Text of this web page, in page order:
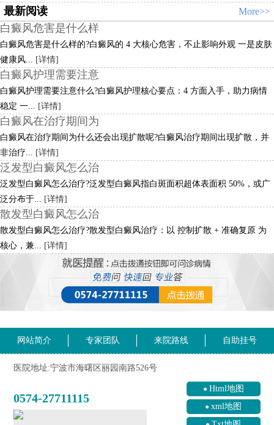
最新阅读 More>>
白癜风危害是什么样
白癜风危害是什么样的?白癜风的 4 大核心危害，不止影响外观 一是皮肤
健康风... [详情]
白癜风护理需要注意
白癜风护理需要注意什么?白癜风护理核心要点：4 方面入手，助力病情
稳定 一... [详情]
白癜风在治疗期间为
白癜风在治疗期间为什么还会出现扩散呢?白癜风治疗期间出现扩散，并
非治疗... [详情]
泛发型白癜风怎么治
泛发型白癜风怎么治疗?泛发型白癜风指白斑面积超体表面积 50%，或广
泛分布于... [详情]
散发型白癜风怎么治
散发型白癜风怎么治疗?散发型白癜风治疗：以 控制扩散 + 准确复原 为
核心，兼... [详情]
网站简介 专家团队 来院路线 自助挂号
医院地址:宁波市海曙区丽园南路526号
0574-27711115
Html地图
xml地图